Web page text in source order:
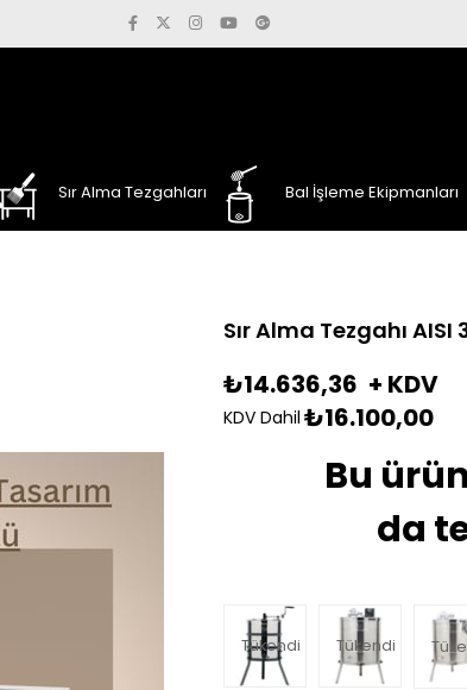
Sır Alma Tezgahları Bal İşleme Ekipmanları
Sır Alma Tezgahı
₺14.636,36 + KDV
KDV Dahil ₺16.100,00
Bu
da
Tükendi Tükendi